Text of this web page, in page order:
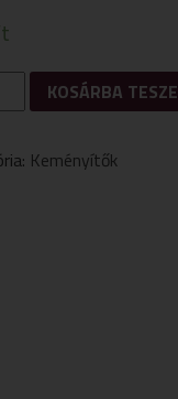
KOSÁRBA
Keményítők